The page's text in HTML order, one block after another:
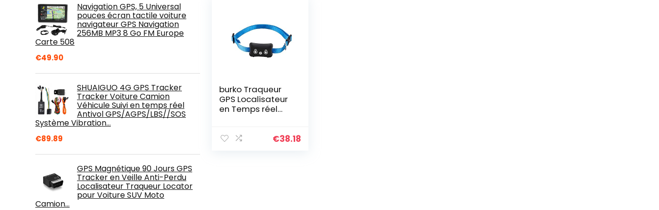
Navigation GPS, 5 Universal
pouces écran tactile voiture
navigateur GPS Navigation
256MB MP3 8 Go FM Europe
Carte 508
€49.90
SHUAIGUO 4G GPS Tracker
Tracker Voiture Camion
Véhicule Suivi en temps réel
Antivol GPS/AGPS/LBS//SOS
Système Vibration…
€89.89
GPS Magnétique 90 Jours GPS
Tracker en Veille Anti-Perdu
Localisateur Traqueur Locator
pour Voiture SUV Moto
Camion…
burko Traqueur
GPS Localisateur
en Temps réel
de
€38.18